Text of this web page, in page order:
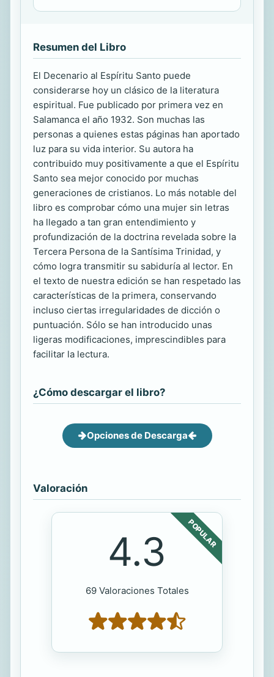
Resumen del Libro
El Decenario al Espíritu Santo puede
considerarse hoy un clásico de la literatura
espiritual. Fue publicado por primera vez en
Salamanca el año 1932. Son muchas las
personas a quienes estas páginas han aportado
luz para su vida interior. Su autora ha
contribuido muy positivamente a que el Espíritu
Santo sea mejor conocido por muchas
generaciones de cristianos. Lo más notable del
libro es comprobar cómo una mujer sin letras
ha llegado a tan gran entendimiento y
profundización de la doctrina revelada sobre la
Tercera Persona de la Santísima Trinidad, y
cómo logra transmitir su sabiduría al lector. En
el texto de nuestra edición se han respetado las
características de la primera, conservando
incluso ciertas irregularidades de dicción o
puntuación. Sólo se han introducido unas
ligeras modificaciones, imprescindibles para
facilitar la lectura.
¿Cómo descargar el libro?
Opciones de Descarga
Valoración
POPULAR
4.3
69 Valoraciones Totales